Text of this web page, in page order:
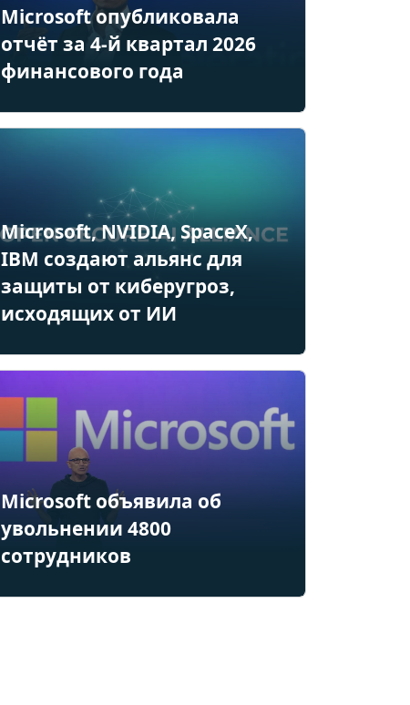
Microsoft опубликовала
отчёт за 4-й квартал 2026
финансового года
Microsoft, NVIDIA, SpaceX,
IBM создают альянс для
защиты от киберугроз,
исходящих от ИИ
Microsoft объявила об
увольнении 4800
сотрудников